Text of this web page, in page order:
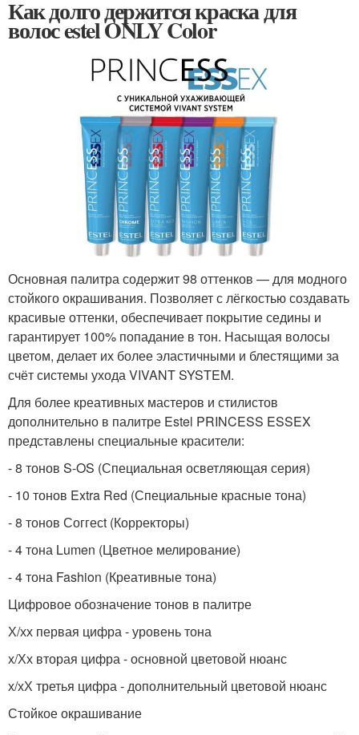
Как долго держится краска для
волос estel ONLY Color
Основная палитра содержит 98 оттенков — для модного
стойкого окрашивания. Позволяет с лёгкостью создавать
красивые оттенки, обеспечивает покрытие седины и
гарантирует 100% попадание в тон. Насыщая волосы
цветом, делает их более эластичными и блестящими за
счёт системы ухода VIVANT SYSTEM.
Для более креативных мастеров и стилистов
дополнительно в палитре Estel PRINCESS ESSEX
представлены специальные красители:
- 8 тонов S-OS (Специальная осветляющая серия)
- 10 тонов Extra Red (Специальные красные тона)
- 8 тонов Соггесt (Корректоры)
- 4 тона Lumen (Цветное мелирование)
- 4 тона Fashion (Креативные тона)
Цифровое обозначение тонов в палитре
Х/хх первая цифра - уровень тона
х/Хх вторая цифра - основной цветовой нюанс
х/хХ третья цифра - дополнительный цветовой нюанс
Стойкое окрашивание